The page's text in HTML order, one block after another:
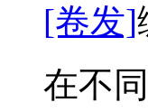
[卷发]
在不